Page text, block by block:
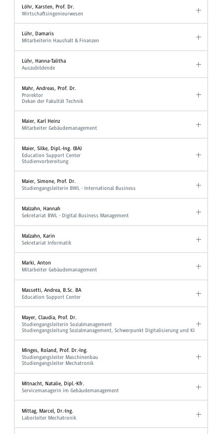
Löhr, Karsten, Prof. Dr.
Wirtschaftsingenieurwesen
Lühr, Damaris
Mitarbeiterin Haushalt & Finanzen
Lühr, Hanna-Talitha
Auszubildende
Mahr, Andreas, Prof. Dr.
Prorektor
Dekan der Fakultät Technik
Maier, Karl Heinz
Mitarbeiter Gebäudemanagement
Maier, Silke, Dipl.-Ing. (BA)
Education Support Center
Studienvorbereitung
Maier, Simone, Prof. Dr.
Studiengangsleiterin BWL - International Business
Malzahn, Hannah
Sekretariat BWL - Digital Business Management
Malzahn, Karin
Sekretariat Informatik
Marki, Anton
Mitarbeiter Gebäudemanagement
Massetti, Andrea, B.Sc. BA
Education Support Center
Mayer, Claudia, Prof. Dr.
Studiengangsleiterin Sozialmanagement
Studiengangsleitung Sozialmanagement, Schwerpunkt Digitalisierung und KI
Minges, Roland, Prof. Dr.-Ing.
Studiengangsleiter Maschinenbau
Studiengangsleiter Mechatronik
Mitnacht, Natalie, Dipl.-Kfr.
Servicemanagerin im Gebäudemanagement
Mittag, Marcel, Dr.-Ing.
Laborleiter Mechatronik